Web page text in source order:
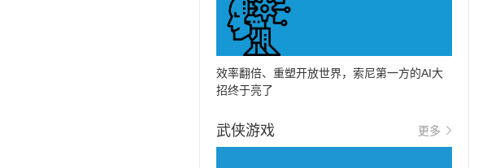
效率翻倍、重塑开放世界，索尼第一方的AI大
招终于亮了
武侠游戏 更多